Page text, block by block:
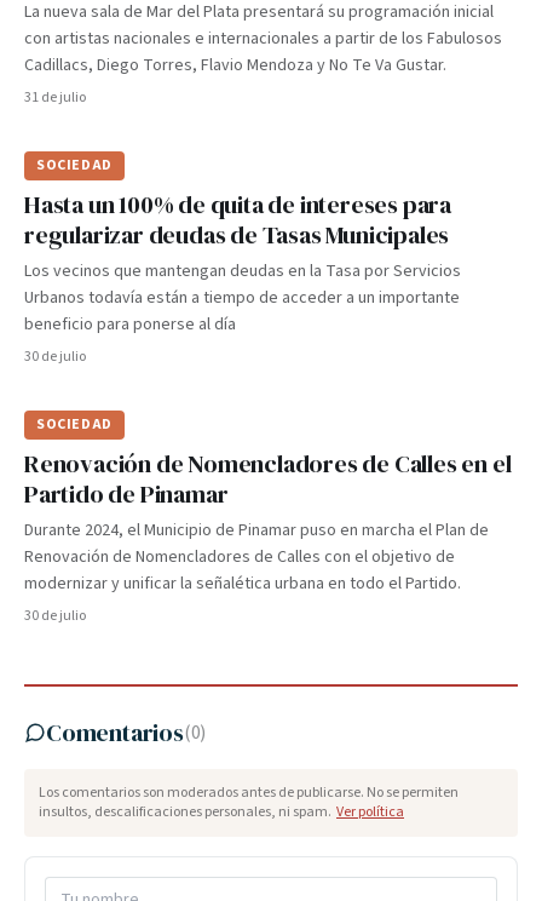
La nueva sala de Mar del Plata presentará su programación inicial
con artistas nacionales e internacionales a partir de los Fabulosos
Cadillacs, Diego Torres, Flavio Mendoza y No Te Va Gustar.
31 de julio
SOCIEDAD
Hasta un 100% de quita de intereses para
regularizar deudas de Tasas Municipales
Los vecinos que mantengan deudas en la Tasa por Servicios
Urbanos todavía están a tiempo de acceder a un importante
beneficio para ponerse al día
30 de julio
SOCIEDAD
Renovación de Nomencladores de Calles en el
Partido de Pinamar
Durante 2024, el Municipio de Pinamar puso en marcha el Plan de
Renovación de Nomencladores de Calles con el objetivo de
modernizar y unificar la señalética urbana en todo el Partido.
30 de julio
Comentarios(0)
Los comentarios son moderados antes de publicarse. No se permiten
insultos, descalificaciones personales, ni spam. Ver política